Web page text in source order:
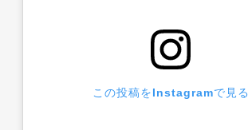
この投稿をInstagramで見る